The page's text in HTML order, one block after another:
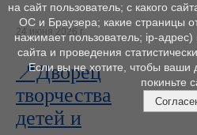
24 июня 2026 г.
📍Дворец
творчества
детей и
на сайт пользователь; с какого
ОС и Браузера; какие страницы
нажимает пользователь; ip-
сайта и проведения
Если вы не хотите, чтобы ваши
покиньте